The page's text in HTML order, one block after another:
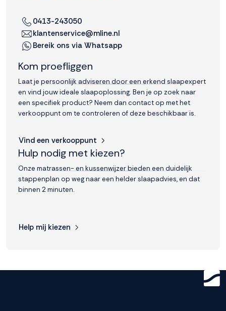
0413-243050
klantenservice@mline.nl
Bereik ons via Whatsapp
Kom proefliggen
Laat je persoonlijk adviseren door een erkend slaapexpert
en vind jouw ideale slaapoplossing. Ben je op zoek naar
een specifiek product? Neem dan contact op met het
verkooppunt om te controleren of deze beschikbaar is.
Vind een verkooppunt
Hulp nodig met kiezen?
Onze matrassen- en kussenwijzer bieden een duidelijk
stappenplan op weg naar een helder slaapadvies, en dat
binnen 2 minuten.
Help mij kiezen